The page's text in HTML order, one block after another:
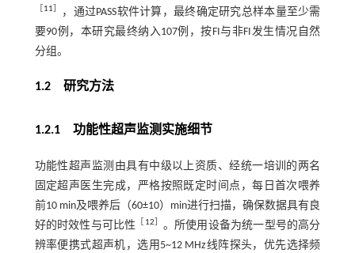
11
，通过PASS软件计算，最终确定研究总样本量至少需
要90例，本研究最终纳入107例，按FI与非FI发生情况自然
分组。
1.2 研究方法
1.2.1 功能性超声监测实施细节
功能性超声监测由具有中级以上资质、经统一培训的两名
固定超声医生完成，严格按照既定时间点，每日首次喂养
前10 min及喂养后（60±10）min进行扫描，确保数据具有良
好的时效性与可比性
12
。所使用设备为统一型号的高分
辨率便携式超声机，选用5~12 MHz线阵探头，优先选择频